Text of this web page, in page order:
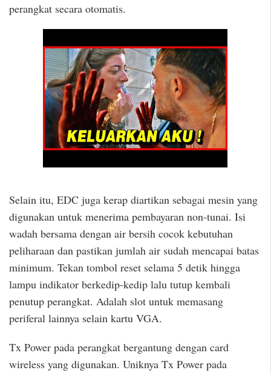
perangkat secara otomatis.
Selain itu, EDC juga kerap diartikan sebagai mesin yang
digunakan untuk menerima pembayaran non-tunai. Isi
wadah bersama dengan air bersih cocok kebutuhan
peliharaan dan pastikan jumlah air sudah mencapai batas
minimum. Tekan tombol reset selama 5 detik hingga
lampu indikator berkedip-kedip lalu tutup kembali
penutup perangkat. Adalah slot untuk memasang
periferal lainnya selain kartu VGA.
Tx Power pada perangkat bergantung dengan card
wireless yang digunakan. Uniknya Tx Power pada